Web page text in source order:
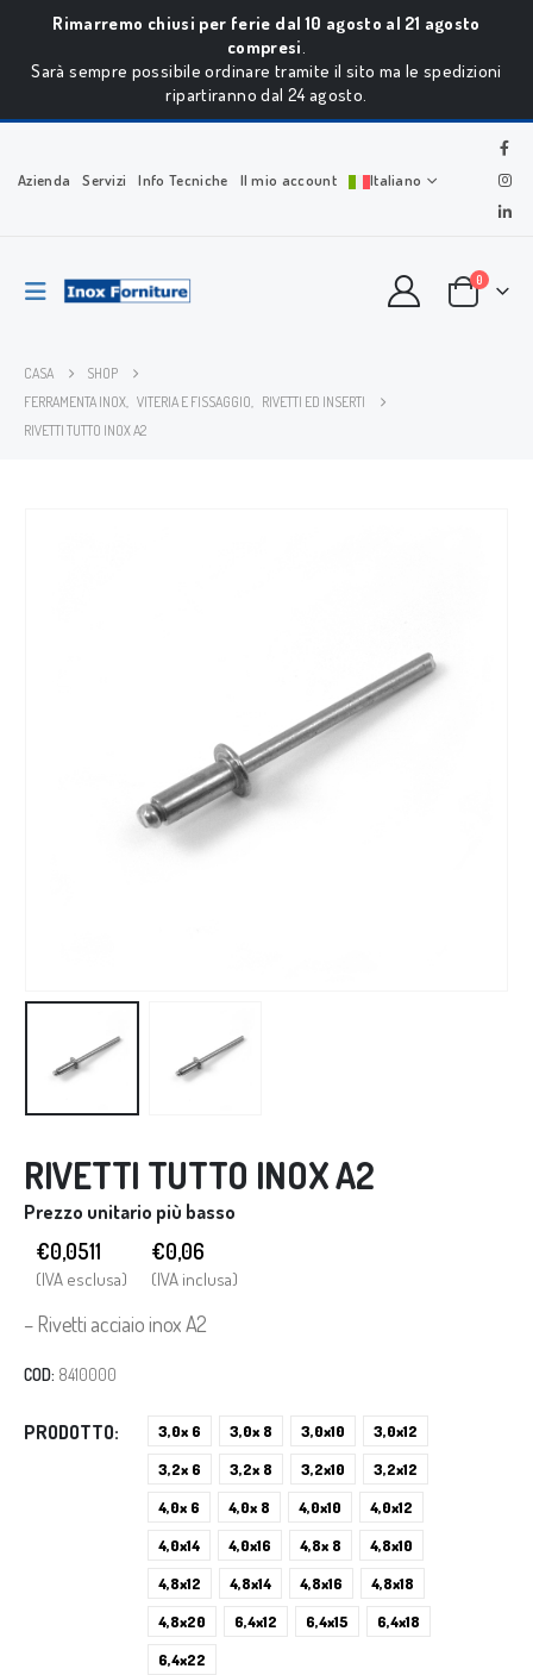
Rimarremo chiusi per ferie dal 10 agosto al 21 agosto
compresi.
Sarà sempre possibile ordinare tramite il sito ma le spedizioni
ripartiranno dal 24 agosto.
Azienda Servizi Info Tecniche Il mio account Italiano
0
CASA
SHOP
FERRAMENTA INOX, VITERIA E FISSAGGIO, RIVETTI ED INSERTI
RIVETTI TUTTO INOX A2
RIVETTI TUTTO INOX A2
Prezzo unitario più basso
€0,0511
(IVA esclusa)
€0,06
(IVA inclusa)
– Rivetti acciaio inox A2
COD: 8410000
PRODOTTO 3,0x 6 3,0x 8 3,0x10
3,0x12
3,2x 6
3,2x 8 3,2x10
3,2x12
4,0x 6
4,0x 8 4,0x10
4,0x12
4,0x14
4,0x16 4,8x 8
4,8x10
4,8x12
4,8x14 4,8x16
4,8x18
4,8x20
6,4x12 6,4x15
6,4x18
6,4x22